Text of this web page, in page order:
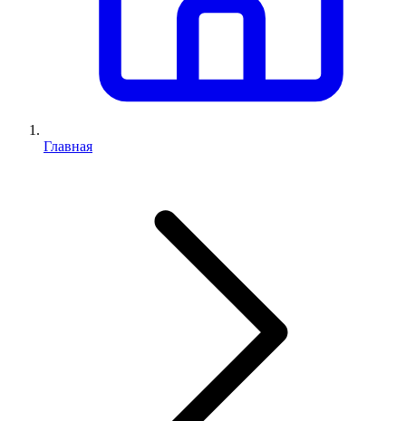
Главная